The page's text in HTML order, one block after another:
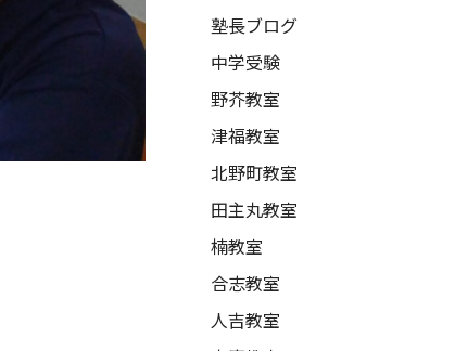
塾長ブログ
中学受験
野芥教室
津福教室
北野町教室
田主丸教室
楠教室
合志教室
人吉教室